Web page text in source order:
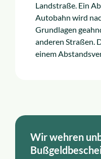
Landstraße. Ein
Autobahn wird
Grundlagen
anderen Straßen.
einem
Wir wehren